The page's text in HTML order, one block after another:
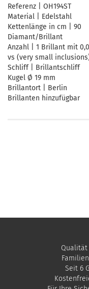
Referenz | OH194ST
Material | Edelstahl
Kettenlänge in cm | 90
Diamant/Brillant
Anzahl | 1 Brillant mit
vs (very small
Schliff | Brillantschliff
Kugel Ø 19 mm
Brillantort | Berlin
Brillanten hinzufügbar
Qualität
Seit 6